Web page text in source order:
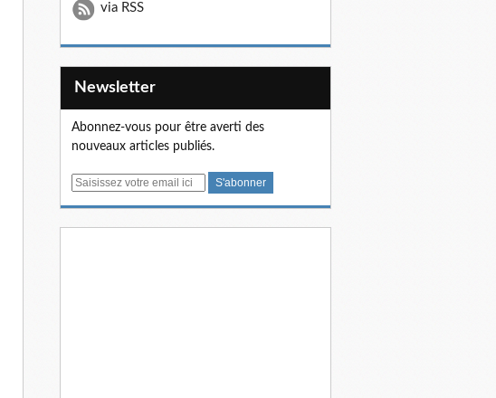
via RSS
Newsletter
Abonnez-vous pour être averti des
nouveaux articles publiés.
E